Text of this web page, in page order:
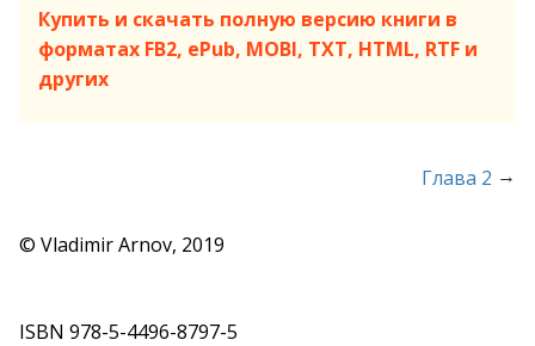
Купить и скачать полную версию книги в
форматах FB2, ePub, MOBI, TXT, HTML, RTF и
других
Глава 2 →
© Vladimir Arnov, 2019
ISBN 978-5-4496-8797-5